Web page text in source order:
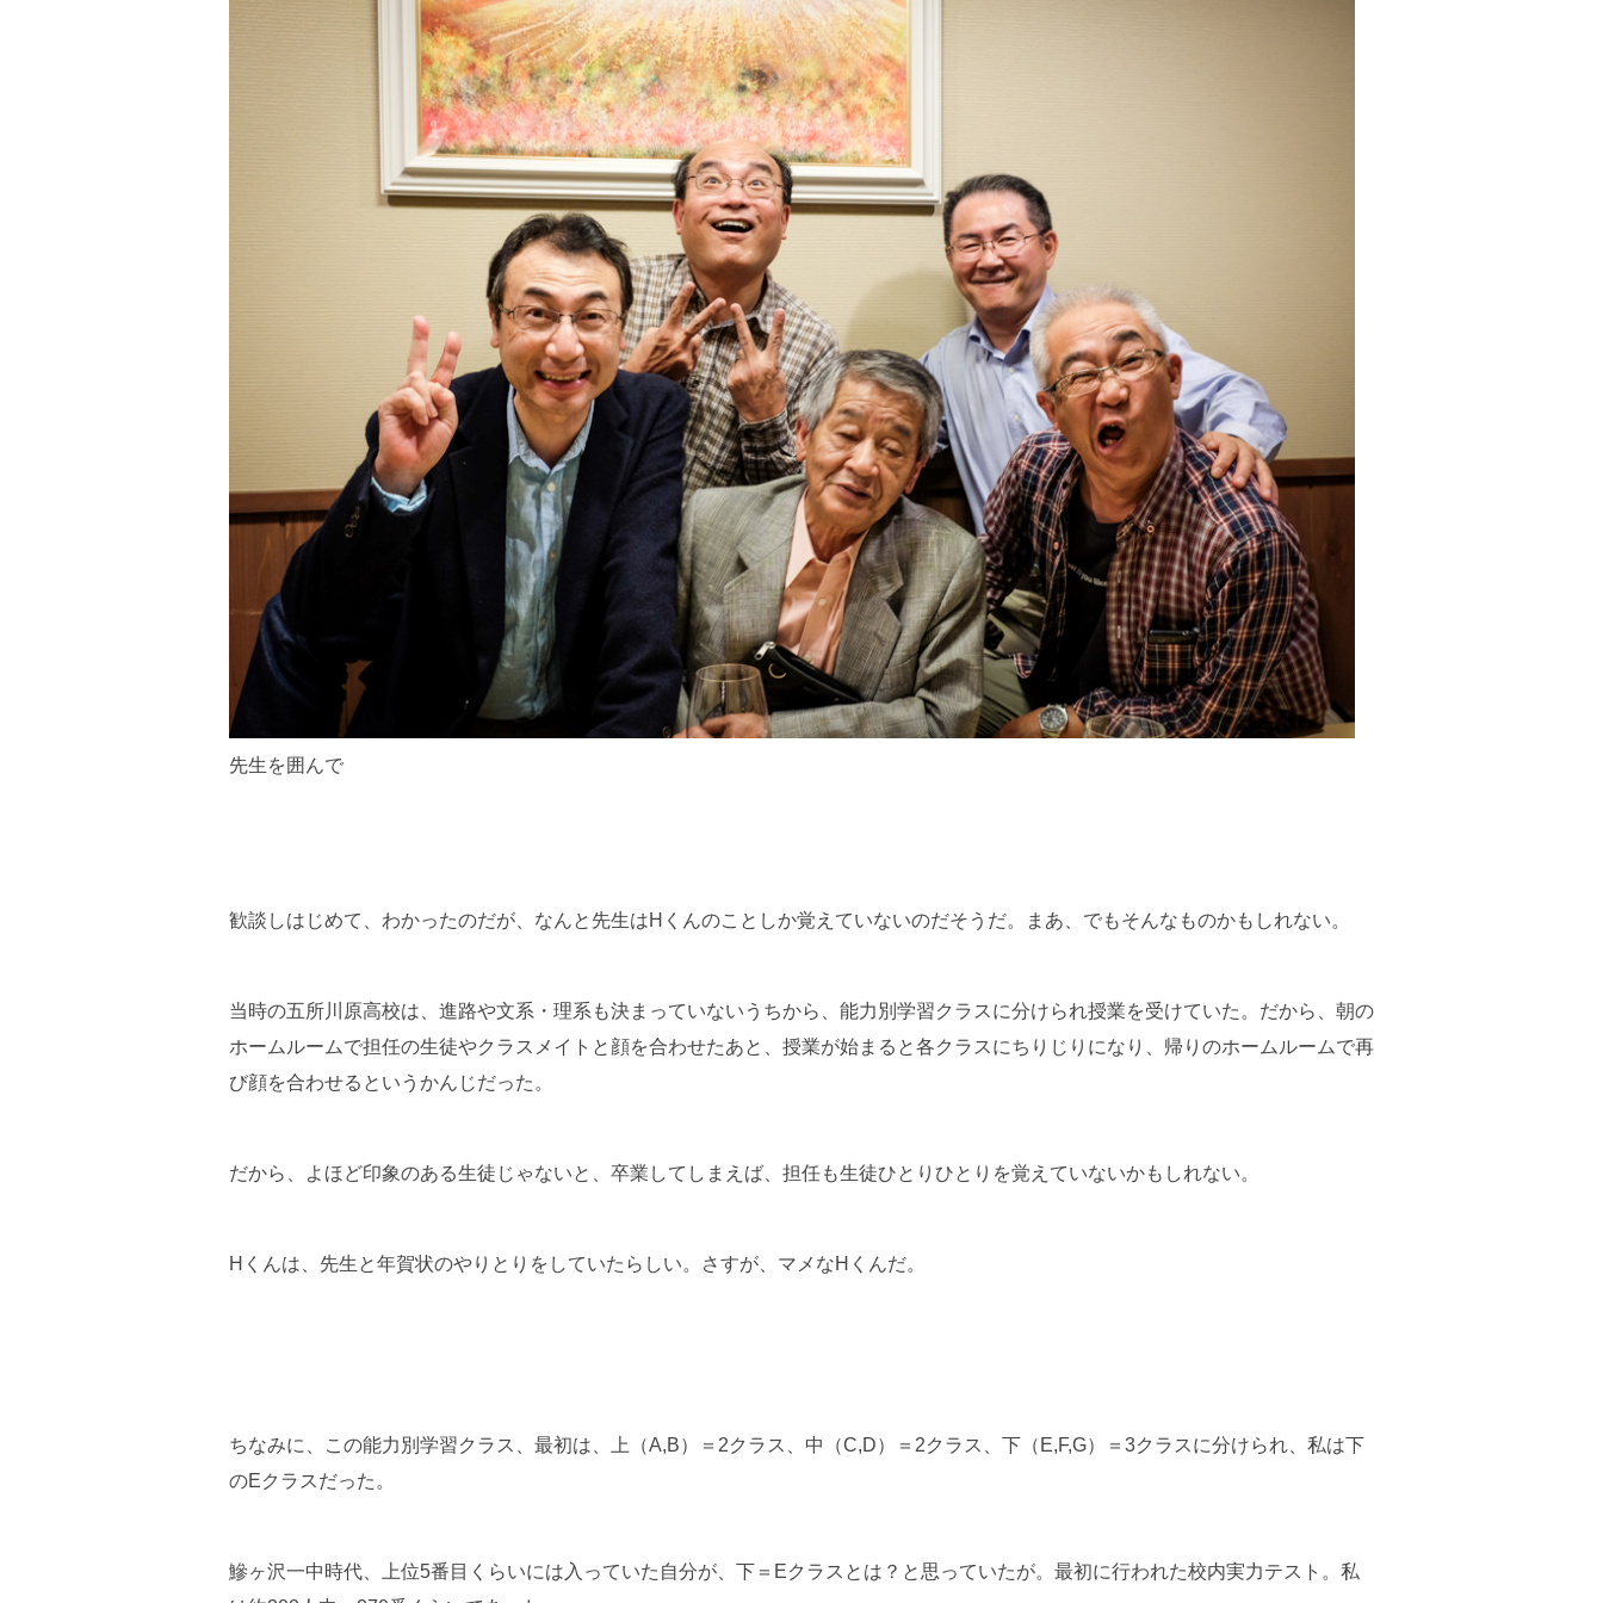
先生を囲んで
歓談しはじめて、わかったのだが、なんと先生はHくんのことしか覚えていないのだそうだ。まあ、でもそんなものかもしれない。
当時の五所川原高校は、進路や文系・理系も決まっていないうちから、能力別学習クラスに分けられ授業を受けていた。だから、朝の
ホームルームで担任の生徒やクラスメイトと顔を合わせたあと、授業が始まると各クラスにちりじりになり、帰りのホームルームで再
び顔を合わせるというかんじだった。
だから、よほど印象のある生徒じゃないと、卒業してしまえば、担任も生徒ひとりひとりを覚えていないかもしれない。
Hくんは、先生と年賀状のやりとりをしていたらしい。さすが、マメなHくんだ。
ちなみに、この能力別学習クラス、最初は、上（A,B）＝2クラス、中（C,D）＝2クラス、下（E,F,G）＝3クラスに分けられ、私は下
のEクラスだった。
鰺ヶ沢一中時代、上位5番目くらいには入っていた自分が、下＝Eクラスとは？と思っていたが。最初に行われた校内実力テスト。私